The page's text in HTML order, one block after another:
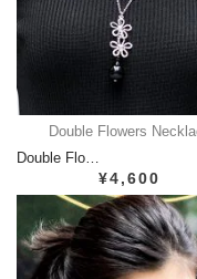
Double Flowers
Double Flo…
¥4,600